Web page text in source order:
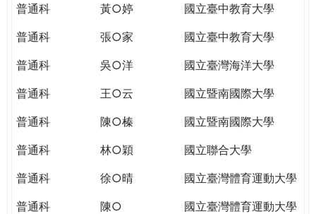
WAGOR
TODAY
THE
WORLD
PUTTING
YOU
THE
普通科
黃○婷
國立臺中教育大學
普通科
張○家
國立臺中教育大學
普通科
吳○洋
國立臺灣海洋大學
普通科
王○云
國立暨南國際大學
普通科
陳○榛
國立暨南國際大學
普通科
林○穎
國立聯合大學
普通科
徐○晴
國立臺灣體育運動大學
普通科
陳○
國立臺灣體育運動大學